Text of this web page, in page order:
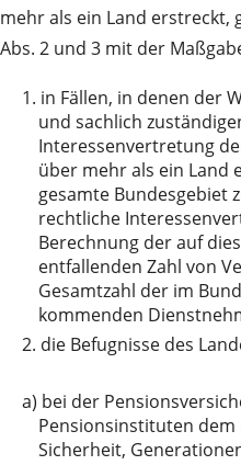
mehr als ein Land erstreckt,
Abs. 2 und 3 mit der
1. in Fällen, in denen der
und sachlich
Interessenvertretung
über mehr als ein Land
gesamte Bundesgebiet
rechtliche
Berechnung der auf
entfallenden Zahl von
Gesamtzahl der im
kommenden
2. die Befugnisse des
a) bei der
Pensionsinstituten
Sicherheit,